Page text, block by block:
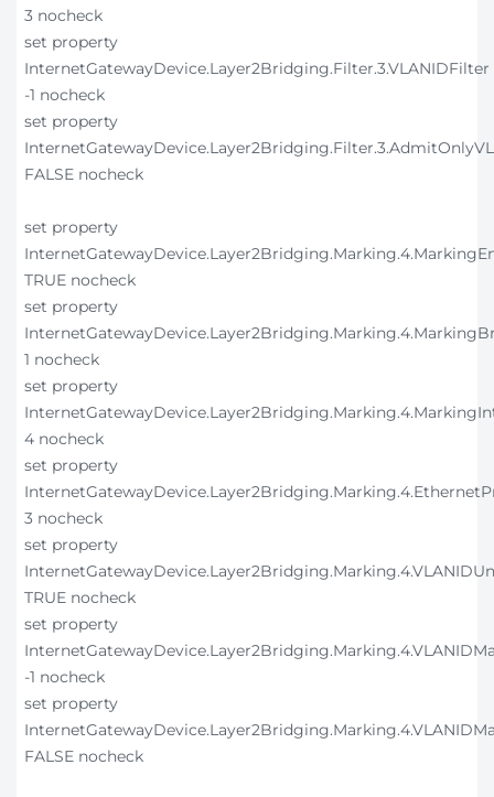
3 nocheck
set property
InternetGatewayDevice.Layer2Bridging.Filter.3.VLANIDFilter
-1 nocheck
set property
FALSE nocheck
set property
TRUE nocheck
set property
1 nocheck
set property
4 nocheck
set property
3 nocheck
set property
TRUE nocheck
set property
-1 nocheck
set property
FALSE nocheck